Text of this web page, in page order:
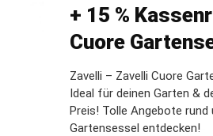
+ 15 %
Cuore
Zavelli – Zavelli Cuore
Ideal für deinen Garten &
Preis! Tolle Angebote
Gartensessel entdecken!